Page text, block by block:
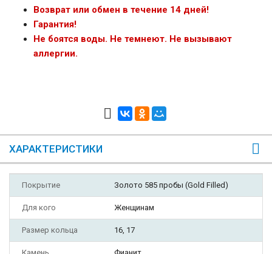
Возврат или обмен в течение 14 дней!
Гарантия!
Не боятся воды. Не темнеют. Не вызывают
аллергии.
ХАРАКТЕРИСТИКИ
Покрытие Золото 585 пробы (Gold Filled)
Для кого Женщинам
Размер кольца 16, 17